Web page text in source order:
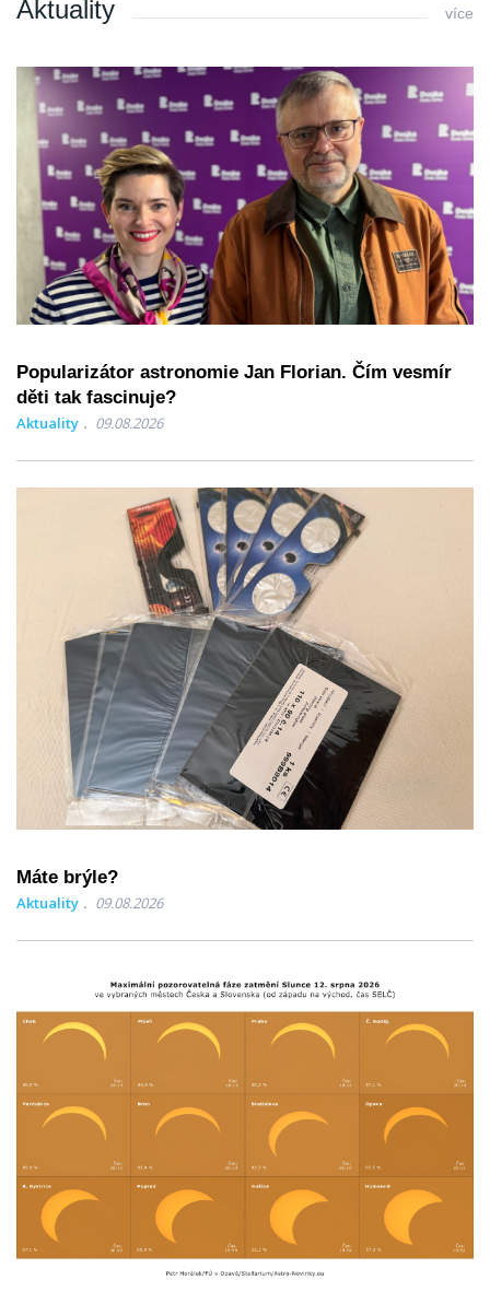
Aktuality více
Popularizátor astronomie Jan Florian. Čím vesmír
děti tak fascinuje?
Aktuality 09.08.2026
Máte brýle?
Aktuality 09.08.2026